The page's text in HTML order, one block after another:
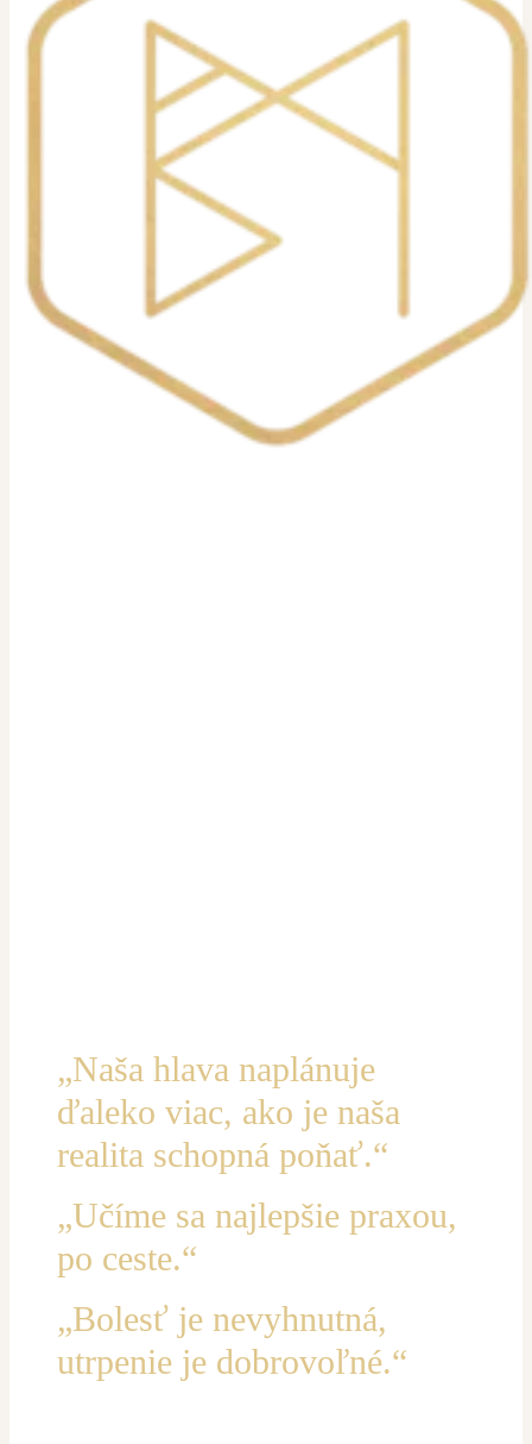
„Naša hlava naplánuje
ďaleko viac, ako je naša
realita schopná poňať.“
„Učíme sa najlepšie praxou,
po ceste.“
„Bolesť je nevyhnutná,
utrpenie je dobrovoľné.“